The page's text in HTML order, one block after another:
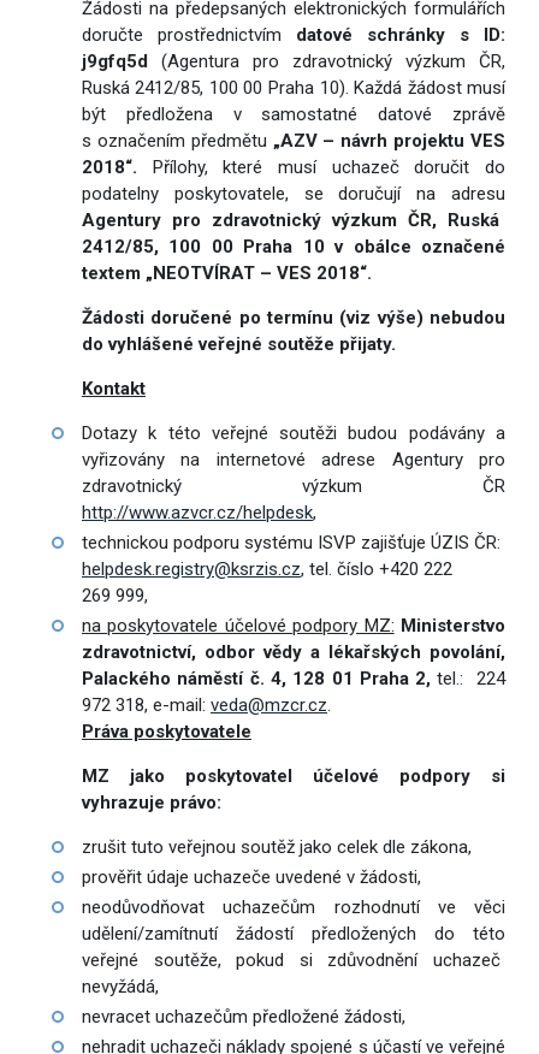
Žádosti na předepsaných elektronických formulářích
doručte prostřednictvím datové schránky
s ID:
j9gfq5d (Agentura pro zdravotnický výzkum ČR,
Ruská 2412/85, 100 00 Praha 10). Každá žádost musí
být předložena v samostatné datové zprávě
s označením předmětu „AZV – návrh projektu VES
2018“. Přílohy, které musí uchazeč doručit do
podatelny poskytovatele, se doručují na adresu
Agentury pro zdravotnický výzkum ČR, Ruská
2412/85, 100 00 Praha 10 v obálce označené
textem „NEOTVÍRAT – VES 2018“.
Žádosti doručené po termínu (viz výše) nebudou
do vyhlášené veřejné soutěže přijaty.
Kontakt
Dotazy k této veřejné soutěži budou podávány a
vyřizovány na internetové adrese Agentury pro
zdravotnický výzkum ČR
http://www.azvcr.cz/helpdesk,
technickou podporu systému ISVP zajišťuje ÚZIS ČR:
helpdesk.registry@ksrzis.cz, tel. číslo +420 222
269 999,
na poskytovatele účelové podpory MZ: Ministerstvo
zdravotnictví, odbor vědy a lékařských povolání,
Palackého náměstí č. 4, 128 01 Praha 2, tel.: 224
972 318, e-mail: veda@mzcr.cz.
Práva poskytovatele
MZ jako poskytovatel účelové podpory si
vyhrazuje právo:
zrušit tuto veřejnou soutěž jako celek dle zákona,
prověřit údaje uchazeče uvedené v žádosti,
neodůvodňovat uchazečům rozhodnutí ve věci
udělení/zamítnutí žádostí předložených do této
veřejné soutěže, pokud si zdůvodnění uchazeč
nevyžádá,
nevracet uchazečům předložené žádosti,
nehradit uchazeči náklady spojené s účastí ve veřejné